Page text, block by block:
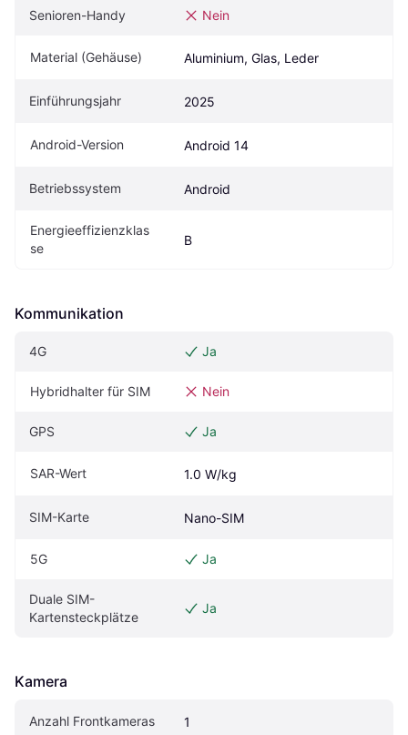
Senioren-Handy Nein
Material (Gehäuse) Aluminium, Glas, Leder
Einführungsjahr 2025
Android-Version Android 14
Betriebssystem Android
Energieeffizienzklas
se
B
Kommunikation
4G Ja
Hybridhalter für SIM Nein
GPS Ja
SAR-Wert 1.0 W/kg
SIM-Karte Nano-SIM
5G Ja
Duale SIM-
Kartensteckplätze
Ja
Kamera
Anzahl Frontkameras 1